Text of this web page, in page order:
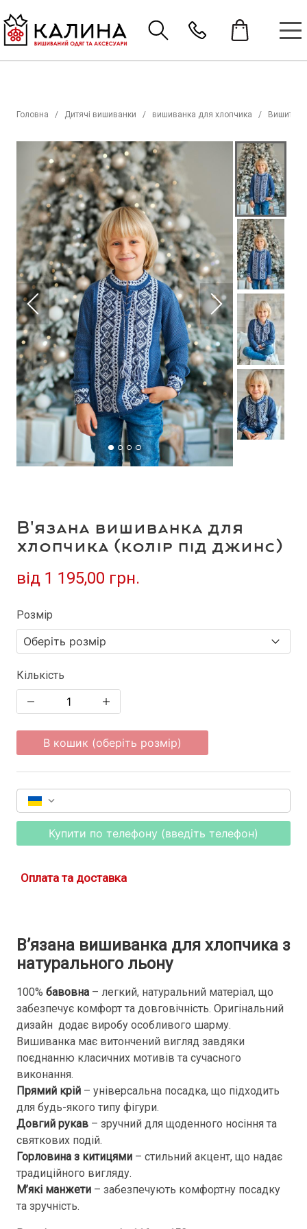
Головна Дитячі вишиванки вишиванка для хлопчика Вишиті
В'язана вишиванка для
хлопчика (колір під джинс)
від 1 195,00 грн.
Розмір
Кількість
В кошик (оберіть розмір)
Купити по телефону (введіть телефон)
Оплата та доставка
В’язана вишиванка для хлопчика з
натурального льону
100% бавовна – легкий, натуральний матеріал, що
забезпечує комфорт та довговічність. Оригінальний
дизайн додає виробу особливого шарму.
Вишиванка має витончений вигляд завдяки
поєднанню класичних мотивів та сучасного
виконання.
Прямий крій – універсальна посадка, що підходить
для будь-якого типу фігури.
Довгий рукав – зручний для щоденного носіння та
святкових подій.
Горловина з китицями – стильний акцент, що надає
традиційного вигляду.
М’які манжети – забезпечують комфортну посадку
та зручність.